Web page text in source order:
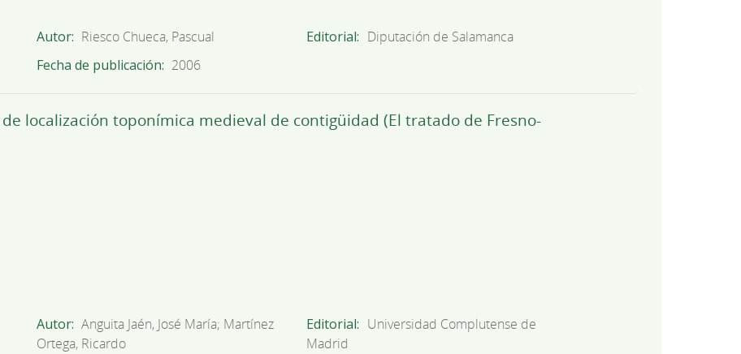
Autor Riesco Chueca, Pascual Editorial
Diputación de Salamanca
Fecha de publicación 2006
localización toponímica medieval de contigüidad (El tratado de Fresno-
Autor Anguita Jaén, José María; Martínez
Ortega, Ricardo
Editorial
Universidad Complutense de
Madrid